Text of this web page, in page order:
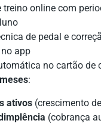
treino online com
de pedal e
app
no cartão de
:
ativos (crescimento
(cobrança